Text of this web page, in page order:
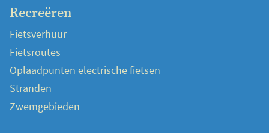
Recreëren
Fietsverhuur
Fietsroutes
Oplaadpunten electrische fietsen
Stranden
Zwemgebieden